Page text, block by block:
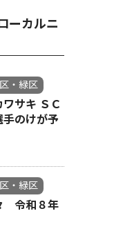
ーカルニ
・緑区
サキ ＳＣ
手のけが予
・緑区
令和８年